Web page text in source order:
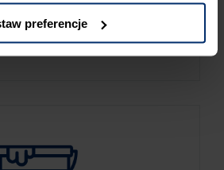
preferencje
produktów potrzebujesz,
wygładzić swoje ściany.